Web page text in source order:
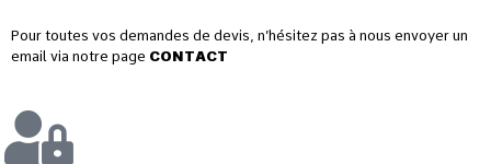
Pour toutes vos demandes de devis, n’hésitez pas à nous envoyer un
email via notre page CONTACT